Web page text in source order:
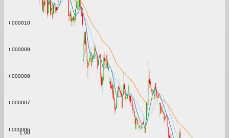
0.000006
0.000007
0.000008
0.000009
0.000010
1.00